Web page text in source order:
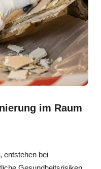
im Raum
entstehen bei